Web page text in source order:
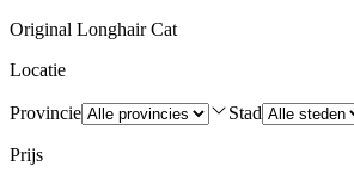
Original Longhair Cat
Locatie
Provincie Stad
Prijs